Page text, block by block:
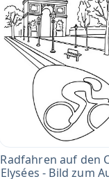
Radfahren auf den
Elysées - Bild zum